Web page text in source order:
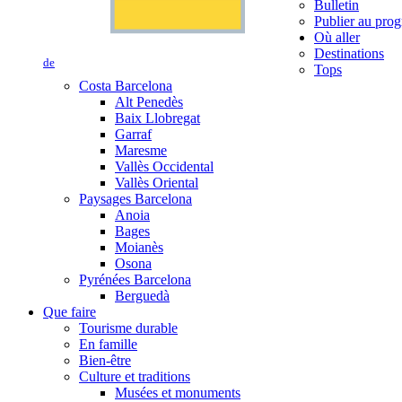
de
Bulletin
Publier au
Où aller
Destinations
Tops
Costa Barcelona
Alt Penedès
Baix Llobregat
Garraf
Maresme
Vallès Occidental
Vallès Oriental
Paysages Barcelona
Anoia
Bages
Moianès
Osona
Pyrénées Barcelona
Berguedà
Que faire
Tourisme durable
En famille
Bien-être
Culture et traditions
Musées et monuments